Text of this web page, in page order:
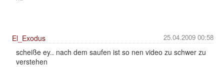
25.04.2009 00:58
El_Exodus
scheiße ey.. nach dem saufen ist so nen video zu schwer zu
verstehen